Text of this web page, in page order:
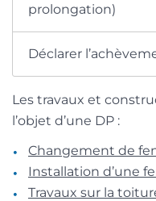
prolongation)
Déclarer
Les travaux et
l’objet d’une DP :
Changement de
Installation d’une
Travaux sur la